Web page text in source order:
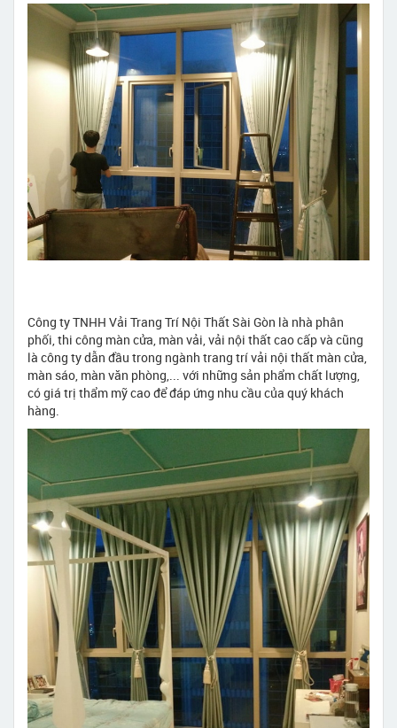
Công ty TNHH Vải Trang Trí Nội Thất Sài Gòn là nhà phân
phối, thi công màn cửa, màn vải, vải nội thất cao cấp và cũng
là công ty dẫn đầu trong ngành trang trí vải nội thất màn cửa,
màn sáo, màn văn phòng,... với những sản phẩm chất lượng,
có giá trị thẩm mỹ cao để đáp ứng nhu cầu của quý khách
hàng.